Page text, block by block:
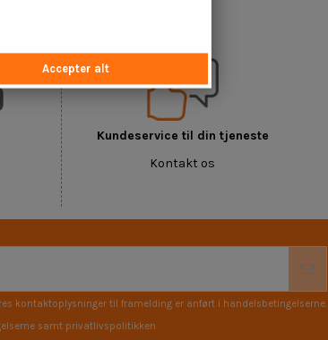
Kundeservice til din tjeneste
Kontakt os
kontaktoplysninger til framelding er anført i handelsbetingelserne.
samt privatlivspolitikken
Accepter alt